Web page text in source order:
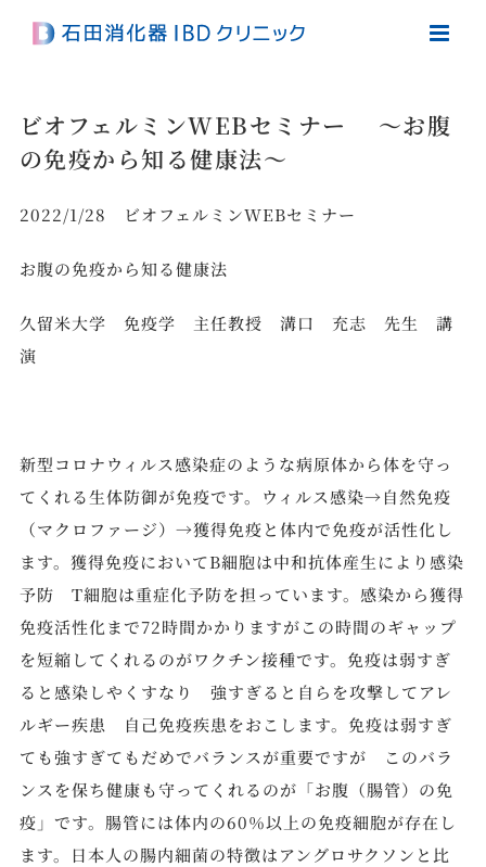
ビオフェルミンWEBセミナー ～お腹
の免疫から知る健康法～
2022/1/28 ビオフェルミンWEBセミナー
お腹の免疫から知る健康法
久留米大学 免疫学 主任教授 溝口 充志 先生 講
演
新型コロナウィルス感染症のような病原体から体を守っ
てくれる生体防御が免疫です。ウィルス感染→自然免疫
（マクロファージ）→獲得免疫と体内で免疫が活性化し
ます。獲得免疫においてB細胞は中和抗体産生により感染
予防 T細胞は重症化予防を担っています。感染から獲得
免疫活性化まで72時間かかりますがこの時間のギャップ
を短縮してくれるのがワクチン接種です。免疫は弱すぎ
ると感染しやくすなり 強すぎると自らを攻撃してアレ
ルギー疾患 自己免疫疾患をおこします。免疫は弱すぎ
ても強すぎてもだめでバランスが重要ですが このバラ
ンスを保ち健康も守ってくれるのが「お腹（腸管）の免
疫」です。腸管には体内の60％以上の免疫細胞が存在し
ます。日本人の腸内細菌の特徴はアングロサクソンと比